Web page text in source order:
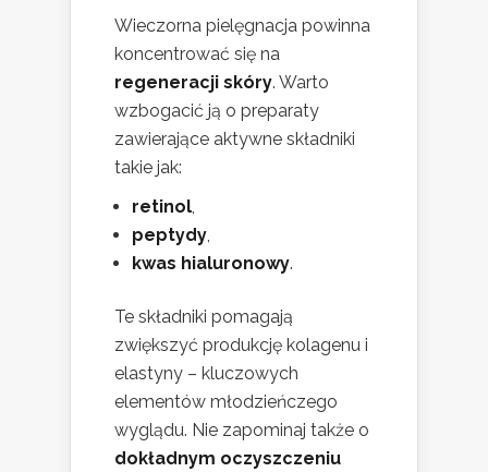
Wieczorna pielęgnacja powinna
koncentrować się na
regeneracji skóry. Warto
wzbogacić ją o preparaty
zawierające aktywne składniki
takie jak:
retinol
peptydy
kwas hialuronowy.
Te składniki pomagają
zwiększyć produkcję kolagenu i
elastyny – kluczowych
elementów młodzieńczego
wyglądu. Nie zapominaj także o
dokładnym oczyszczeniu